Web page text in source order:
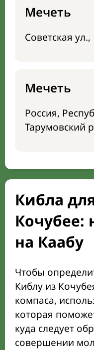
Мечеть
Советская
Мечеть
Россия,
Тарумовский
Кибла
Кочубее:
на Каабу
Чтобы
Киблу из
компаса,
которая
куда следует
совершении